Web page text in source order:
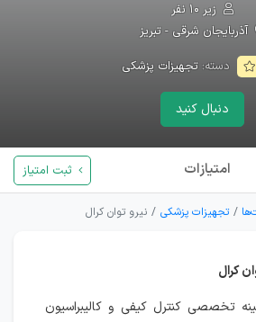
زیر ۱۰ نفر
آذربایجان شرقی - تبریز
دسته: تجهیزات پزشکی
دنبال کنید
امتیازات ثبت امتیاز
تجهیزات پزشکی نیرو توان کرال
کرال
تخصصی کنترل کیفی و کالیبراسیون